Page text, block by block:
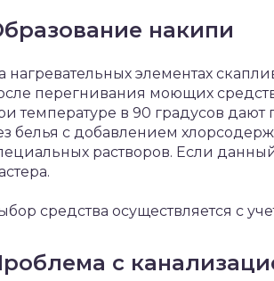
накипи
нагревательных элементах
перегнивания моющих
температуре в 90 градусов дают
белья с добавлением
растворов. Если
средства осуществляется с
с